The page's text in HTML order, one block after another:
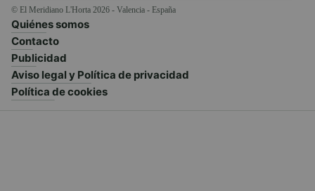
© El Meridiano L'Horta 2026 - Valencia - España
Quiénes somos
Contacto
Publicidad
Aviso legal y Política de privacidad
Política de cookies